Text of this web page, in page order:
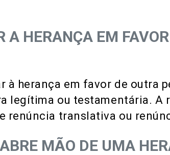
A HERANÇA EM
à herança em favor de outra
legítima ou testamentária. A
renúncia translativa ou
MÃO DE UMA